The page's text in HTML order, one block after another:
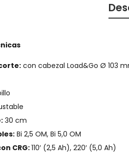
con cabezal Load&Go Ø 103
30 cm
Bi 2,5 OM, Bi 5,0 OM
CRG:110′ (2,5 Ah), 220′ (5,0 Ah)